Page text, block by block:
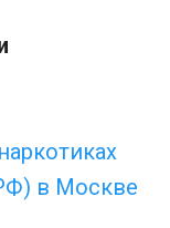
в Москве